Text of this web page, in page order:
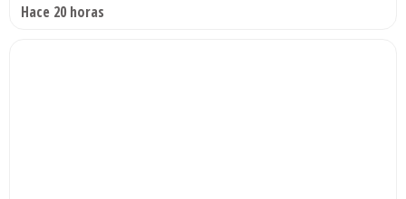
Hace 20 horas